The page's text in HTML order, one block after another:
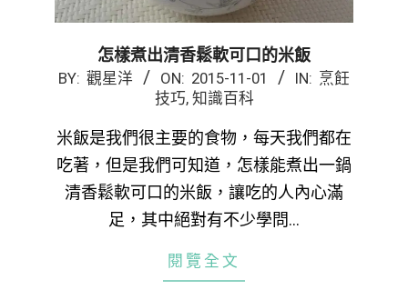
怎樣煮出清香鬆軟可口的米飯
2015-
01
BY: 觀星洋 ON: 2015-11-01 IN: 烹飪
技巧, 知識百科
米飯是我們很主要的食物，每天我們都在
吃著，但是我們可知道，怎樣能煮出一鍋
清香鬆軟可口的米飯，讓吃的人內心滿
足，其中絕對有不少學問…
閱覽全文